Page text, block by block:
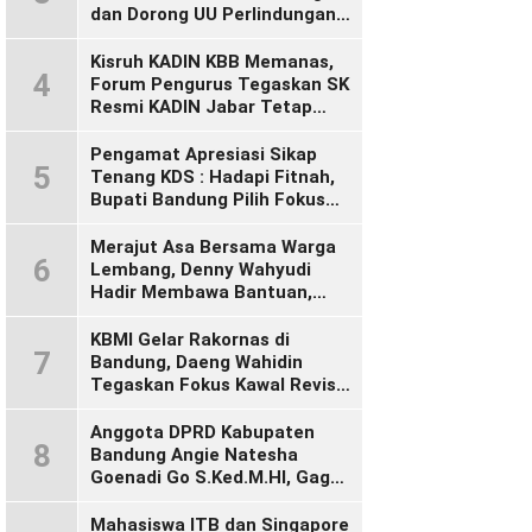
dan Dorong UU Perlindungan
4
Kisruh KADIN KBB Memanas,
Forum Pengurus Tegaskan SK
Resmi KADIN Jabar Tetap
Segera Bertindak
5
Pengamat Apresiasi Sikap
Tenang KDS : Hadapi Fitnah,
Bupati Bandung Pilih Fokus
6
Merajut Asa Bersama Warga
Lembang, Denny Wahyudi
Hadir Membawa Bantuan,
Menyalakan Semangat
Generasi Muda
7
KBMI Gelar Rakornas di
Bandung, Daeng Wahidin
Tegaskan Fokus Kawal Revisi
8
Anggota DPRD Kabupaten
Bandung Angie Natesha
Goenadi Go S.Ked.M.HI, Gagas
Lewat Agenda Senam Pagi
Mahasiswa ITB dan Singapore